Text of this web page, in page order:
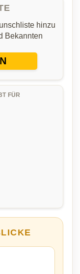
hinzu
Bekannten
FÜR